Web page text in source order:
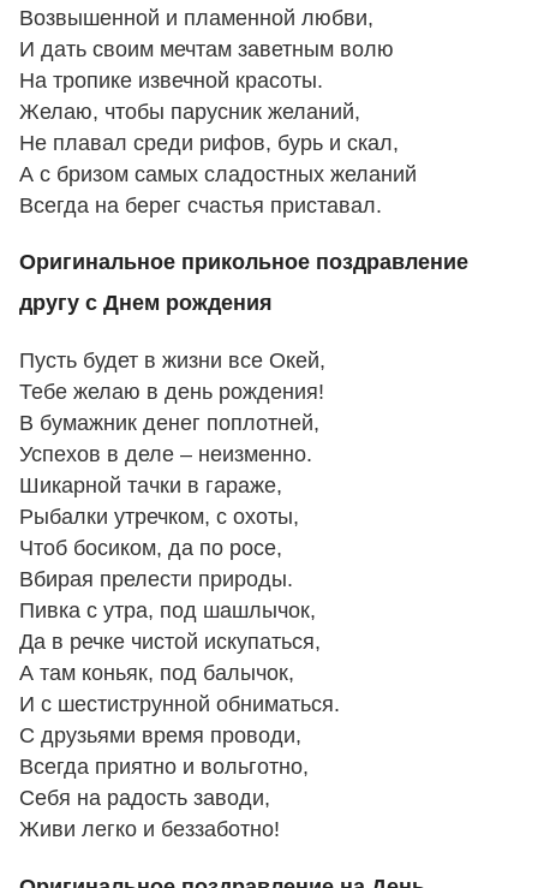
Возвышенной и пламенной любви,
И дать своим мечтам заветным волю
На тропике извечной красоты.
Желаю, чтобы парусник желаний,
Не плавал среди рифов, бурь и скал,
А с бризом самых сладостных желаний
Всегда на берег счастья приставал.
Оригинальное прикольное поздравление
другу с Днем рождения
Пусть будет в жизни все Окей,
Тебе желаю в день рождения!
В бумажник денег поплотней,
Успехов в деле – неизменно.
Шикарной тачки в гараже,
Рыбалки утречком, с охоты,
Чтоб босиком, да по росе,
Вбирая прелести природы.
Пивка с утра, под шашлычок,
Да в речке чистой искупаться,
А там коньяк, под балычок,
И с шестиструнной обниматься.
С друзьями время проводи,
Всегда приятно и вольготно,
Себя на радость заводи,
Живи легко и беззаботно!